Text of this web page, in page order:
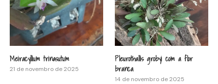
Meiracyllium trinasutum
21 de novembro de 2025
Pleurothallis grobyi com a flor
branca
14 de novembro de 2025